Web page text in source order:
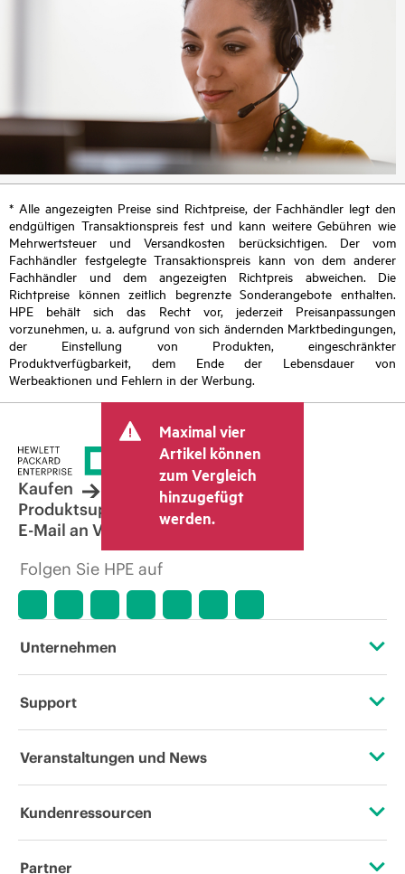
* Alle angezeigten Preise sind Richtpreise, der Fachhändler legt den
endgültigen Transaktionspreis fest und kann weitere Gebühren wie
Mehrwertsteuer und Versandkosten berücksichtigen. Der vom
Fachhändler festgelegte Transaktionspreis kann von dem anderer
Fachhändler und dem angezeigten Richtpreis abweichen. Die
Richtpreise können zeitlich begrenzte Sonderangebote enthalten.
HPE behält sich das Recht vor, jederzeit Preisanpassungen
vorzunehmen, u. a. aufgrund von sich ändernden Marktbedingungen,
der Einstellung von Produkten, eingeschränkter
Produktverfügbarkeit, dem Ende der Lebensdauer von
Werbeaktionen und Fehlern in der Werbung.
Maximal vier
Artikel können
zum Vergleich
hinzugefügt
werden.
Kaufen
Produktsupport
E-Mail an Vertrieb
Folgen Sie HPE auf
Unternehmen
Über HPE
Unternehmensverantwortung
HPE Labs
Support
Operational Support Services
Veranstaltungen und News
Veranstaltungen
Kundenressourcen
Kontaktieren Sie uns
Partner